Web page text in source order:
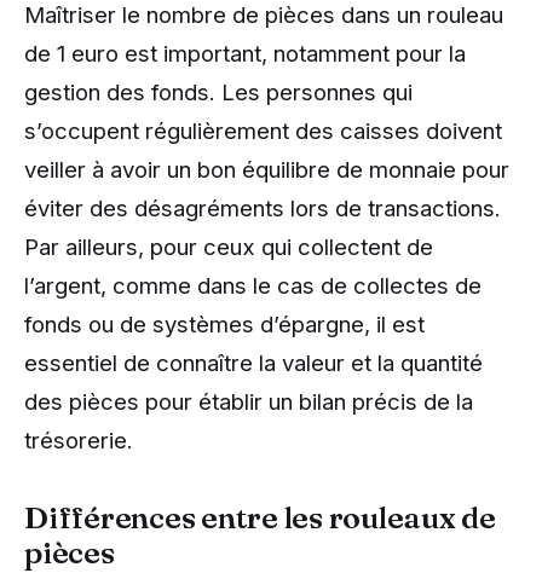
Maîtriser le nombre de pièces dans un rouleau
de 1 euro est important, notamment pour la
gestion des fonds. Les personnes qui
s’occupent régulièrement des caisses doivent
veiller à avoir un bon équilibre de monnaie pour
éviter des désagréments lors de transactions.
Par ailleurs, pour ceux qui collectent de
l’argent, comme dans le cas de collectes de
fonds ou de systèmes d’épargne, il est
essentiel de connaître la valeur et la quantité
des pièces pour établir un bilan précis de la
trésorerie.
Différences entre les rouleaux de
pièces